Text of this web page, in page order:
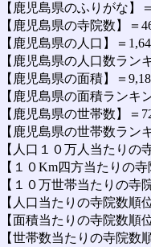
【鹿児島県のふりがな】
【鹿児島県の寺院数】＝
【鹿児島県の人口】＝
【鹿児島県の人口数ラン
【鹿児島県の面積】＝
【鹿児島県の面積ランキ
【鹿児島県の世帯数】＝
【鹿児島県の世帯数ラン
【人口１０万人当たりの
【１０Km四方当たりの
【１０万世帯当たりの寺
【人口当たりの寺院数順
【面積当たりの寺院数順
【世帯数当たりの寺院数